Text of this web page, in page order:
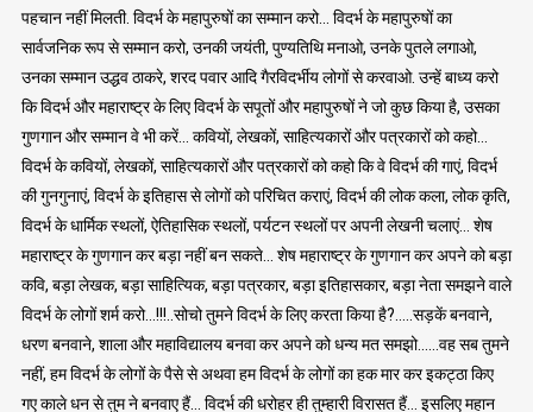
पहचान नहीं मिलती. विदर्भ के महापुरुषों का सम्मान करो… विदर्भ के महापुरुषों का
सार्वजनिक रूप से सम्मान करो, उनकी जयंती, पुण्यतिथि मनाओ, उनके पुतले लगाओ,
उनका सम्मान उद्धव ठाकरे, शरद पवार आदि गैरविदर्भीय लोगों से करवाओ. उन्हें बाध्य करो
कि विदर्भ और महाराष्ट्र के लिए विदर्भ के सपूतों और महापुरुषों ने जो कुछ किया है, उसका
गुणगान और सम्मान वे भी करें… कवियों, लेखकों, साहित्यकारों और पत्रकारों को कहो…
विदर्भ के कवियों, लेखकों, साहित्यकारों और पत्रकारों को कहो कि वे विदर्भ की गाएं, विदर्भ
की गुनगुनाएं, विदर्भ के इतिहास से लोगों को परिचित कराएं, विदर्भ की लोक कला, लोक कृति,
विदर्भ के धार्मिक स्थलों, ऐतिहासिक स्थलों, पर्यटन स्थलों पर अपनी लेखनी चलाएं… शेष
महाराष्ट्र के गुणगान कर बड़ा नहीं बन सकते… शेष महाराष्ट्र के गुणगान कर अपने को बड़ा
कवि, बड़ा लेखक, बड़ा साहित्यिक, बड़ा पत्रकार, बड़ा इतिहासकार, बड़ा नेता समझने वाले
विदर्भ के लोगों शर्म करो…!!!..सोचो तुमने विदर्भ के लिए करता किया है?…..सड़कें बनवाने,
धरण बनवाने, शाला और महाविद्यालय बनवा कर अपने को धन्य मत समझो……वह सब तुमने
नहीं, हम विदर्भ के लोगों के पैसे से अथवा हम विदर्भ के लोगों का हक मार कर इकट्ठा किए
गए काले धन से तुम ने बनवाए हैं… विदर्भ की धरोहर ही तुम्हारी विरासत हैं… इसलिए महान